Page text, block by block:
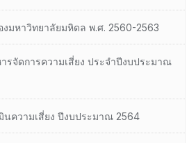
มหาวิทยาลัยมหิดล พ.ศ. 2560-2563
รจัดการความเสี่ยง ประจำปีงบประมาณ
นความเสี่ยง ปีงบประมาณ 2564